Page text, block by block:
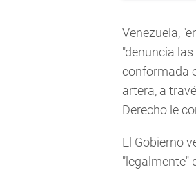
Venezuela,
"denuncia
conformada
artera, a
Derecho le
El Gobierno
"legalmente"